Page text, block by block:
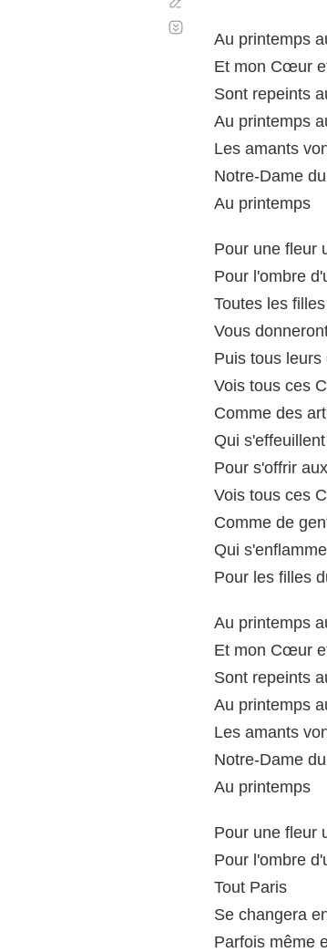
Au printemps
Et mon Cœur
Sont repeints
Au printemps
Les amants
Notre-Dame
Au printemps
Pour une fleur
Pour l'ombre
Toutes les filles
Vous
Puis tous leurs
Vois tous ces
Comme des
Qui
Pour s'offrir
Vois tous ces
Comme de
Qui
Pour les filles
Au printemps
Et mon Cœur
Sont repeints
Au printemps
Les amants
Notre-Dame
Au printemps
Pour une fleur
Pour l'ombre
Tout Paris
Se changera
Parfois même
automático